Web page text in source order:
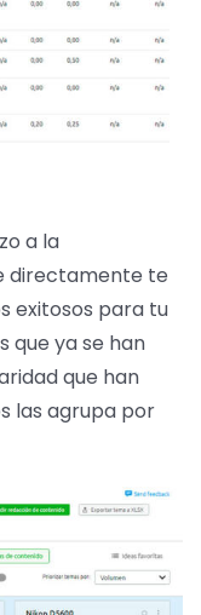
a la
directamente te
exitosos para tu
que ya se han
que han
las agrupa por